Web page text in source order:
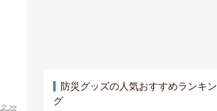
>>
防災グッズの人気おすすめランキン
グ